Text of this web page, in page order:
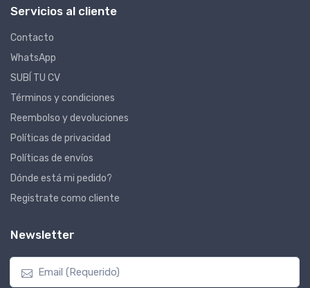
Servicios al cliente
Contacto
WhatsApp
SUBÍ TU CV
Términos y condiciones
Reembolso y devoluciones
Políticas de privacidad
Políticas de envíos
Dónde está mi pedido?
Registrate como cliente
Newsletter